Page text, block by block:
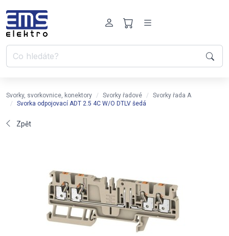
Svorky, svorkovnice, konektory Svorky řadové
Svorky řada A
Svorka odpojovací ADT 2.5 4C W/O DTLV šedá
Zpět